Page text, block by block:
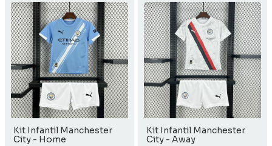
Kit Infantil Manchester
City - Home
Kit Infantil Manchester
City - Away